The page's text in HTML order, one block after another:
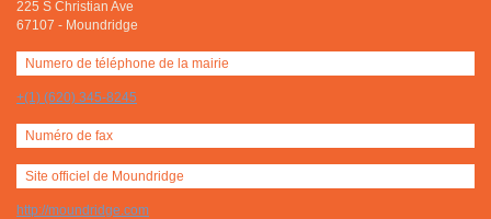
225 S Christian Ave
67107 - Moundridge
Numero de téléphone de la mairie
+(1) (620) 345-8245
Numéro de fax
Site officiel de Moundridge
http://moundridge.com